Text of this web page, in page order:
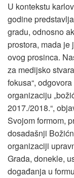
U kontekstu
godine
gradu, odnosno
prostora, mada
ovog prosinca.
za medijsko
fokusa“,
organizaciju
2017./2018.“,
Svojom formom,
dosadašnji
organizaciji
Grada, donekle,
događanja u